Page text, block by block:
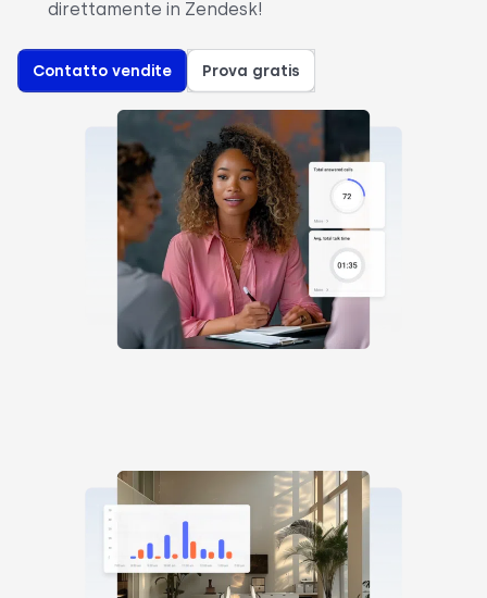
direttamente in Zendesk!
Contatto vendite Prova gratis